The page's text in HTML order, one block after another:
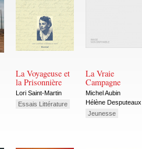
La Voyageuse et
la Prisonnière
Lori Saint-Martin
Essais Littérature
La Vraie
Campagne
Michel Aubin
Hélène Desputeaux
Jeunesse